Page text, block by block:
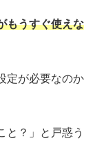
もうすぐ使えな
定が必要なのか
と？」と戸惑う